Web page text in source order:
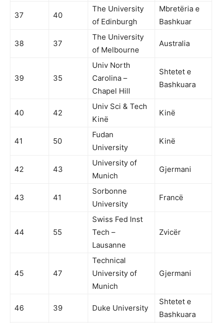
37 40
The University
of Edinburgh
Mbretëria e
Bashkuar
38 37
The University
of Melbourne
Australia
39 35
Univ North
Carolina –
Chapel Hill
Shtetet e
Bashkuara
40 42
Univ Sci & Tech
Kinë
Kinë
41 50
Fudan
University
Kinë
42 43
University of
Munich
Gjermani
43 41
Sorbonne
University
Francë
44 55
Swiss Fed Inst
Tech –
Lausanne
Zvicër
45 47
Technical
University of
Munich
Gjermani
46 39 Duke University
Shtetet e
Bashkuara